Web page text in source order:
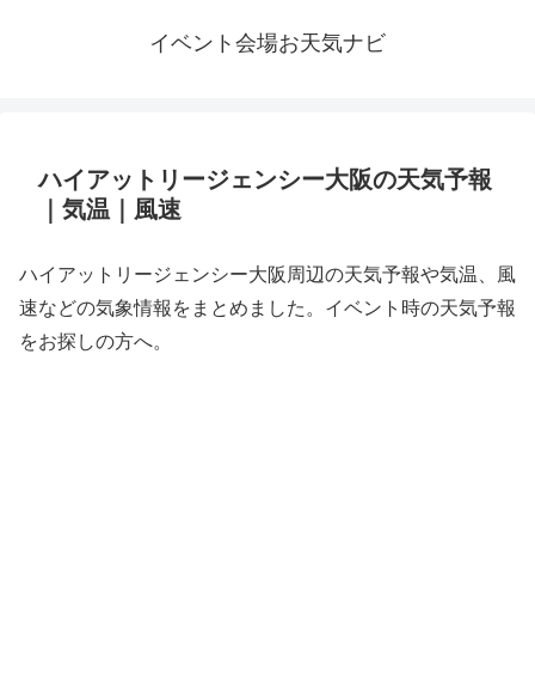
イベント会場お天気ナビ
ハイアットリージェンシー大阪の天気予報
｜気温｜風速
ハイアットリージェンシー大阪周辺の天気予報や気温、風
速などの気象情報をまとめました。イベント時の天気予報
をお探しの方へ。